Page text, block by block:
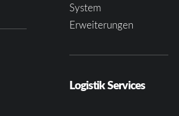
System
Erweiterungen
Logistik Services